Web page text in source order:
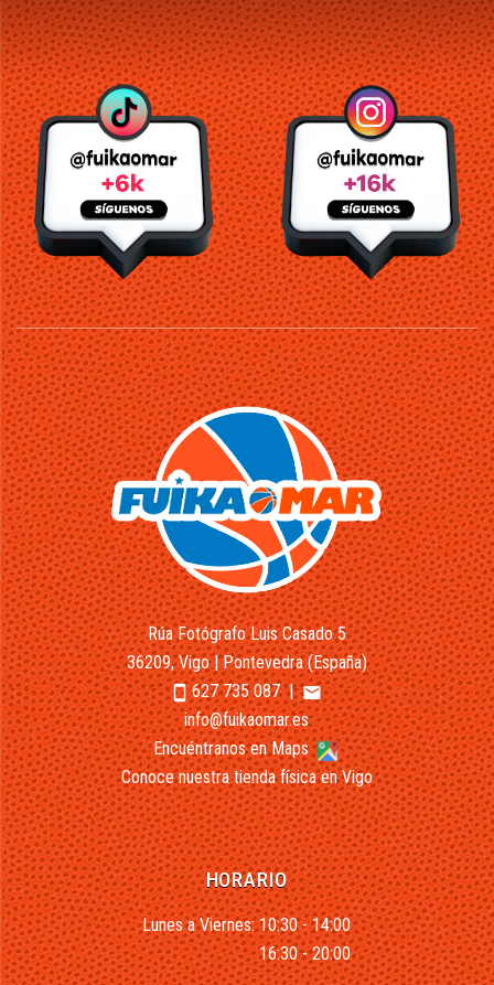
Rúa Fotógrafo Luis Casado 5
36209, Vigo | Pontevedra (España)
smartphone627 735 087|email
info@fuikaomar.es
Encuéntranos en Maps
Conoce nuestra tienda física en Vigo
HORARIO
Lunes a Viernes: 10:30 - 14:00
16:30 - 20:00